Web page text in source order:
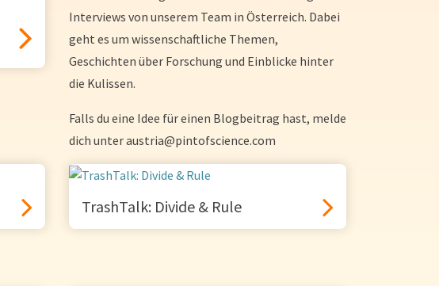
Interviews von unserem Team in Österreich. Dabei
geht es um wissenschaftliche Themen,
Geschichten über Forschung und Einblicke hinter
die Kulissen.
Falls du eine Idee für einen Blogbeitrag hast, melde
dich unteraustria@pintofscience.com
TrashTalk: Divide & Rule